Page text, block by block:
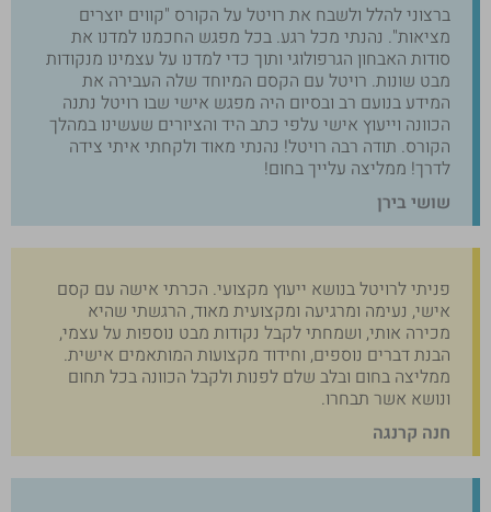
ברצוני להלל ולשבח את רויטל על הקורס "קווים יוצרים
מציאות". נהנתי מכל רגע. בכל מפגש החכמנו למדנו את
סודות האבחון הגרפולוגי ותוך כדי למדנו על עצמינו מנקודות
מבט שונות. רויטל עם הקסם המיוחד שלה העבירה את
המידע בנועם רב ובסיום היה מפגש אישי שבו רויטל נתנה
הכוונה וייעוץ אישי עלפי כתב היד והציורים שעשינו במהלך
הקורס. תודה רבה רויטל! נהנתי מאוד ולקחתי איתי צידה
לדרך! ממליצה עלייך בחום!
שושי בירן
פניתי לרויטל בנושא ייעוץ מקצועי. הכרתי אישה עם קסם
אישי, נעימה ומרגיעה ומקצועית מאוד, הרגשתי שהיא
מכירה אותי, ושמחתי לקבל נקודות מבט נוספות על עצמי,
הבנת דברים נוספים, וחידוד מקצועות המותאמים אישית.
ממליצה בחום ובלב שלם לפנות ולקבל הכוונה בכל תחום
ונושא אשר תבחרו⁦.
חנה קרנגה